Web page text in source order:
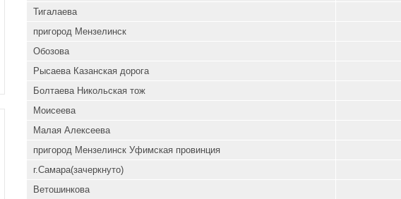
Тигалаева
пригород Мензелинск
Обозова
Рысаева Казанская дорога
Болтаева Никольская тож
Моисеева
Малая Алексеева
пригород Мензелинск Уфимская провинция
г.Самара(зачеркнуто)
Ветошинкова